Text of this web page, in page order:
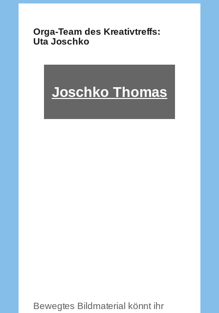
Orga-Team des Kreativtreffs:
Uta Joschko
Joschko Thomas
Bewegtes Bildmaterial könnt ihr